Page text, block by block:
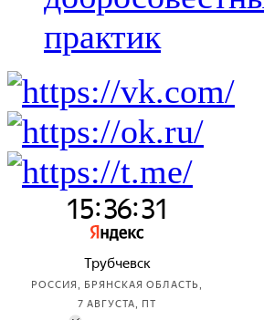
практик